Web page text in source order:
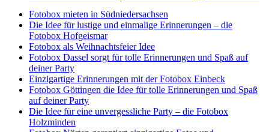
Fotobox mieten in Südniedersachsen
Die Idee für lustige und einmalige Erinnerungen – die
Fotobox Hofgeismar
Fotobox als Weihnachtsfeier Idee
Fotobox Dassel sorgt für tolle Erinnerungen und Spaß auf
deiner Party
Einzigartige Erinnerungen mit der Fotobox Einbeck
Fotobox Göttingen die Idee für tolle Erinnerungen und Spaß
auf deiner Party
Die Idee für eine unvergessliche Party – die Fotobox
Holzminden